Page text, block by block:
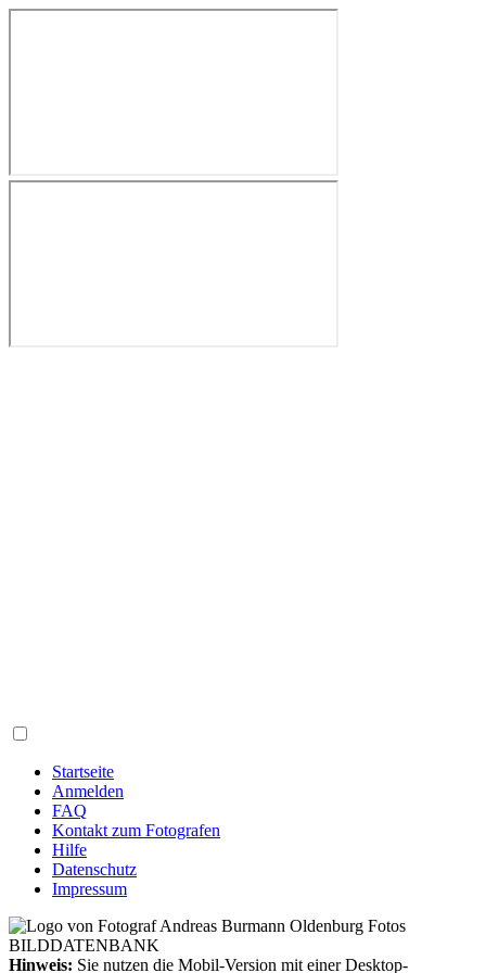
Startseite
Anmelden
FAQ
Kontakt zum Fotografen
Hilfe
Datenschutz
Impressum
Hinweis: Sie nutzen die Mobil-Version mit einer Desktop-